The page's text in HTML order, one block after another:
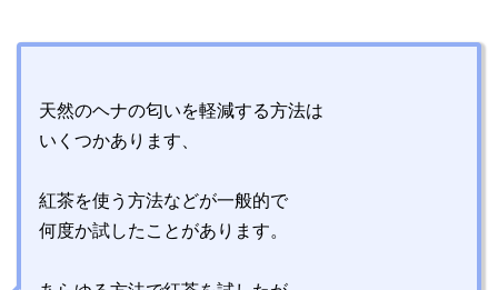
天然のヘナの匂いを軽減する方法は
いくつかあります、
紅茶を使う方法などが一般的で
何度か試したことがあります。